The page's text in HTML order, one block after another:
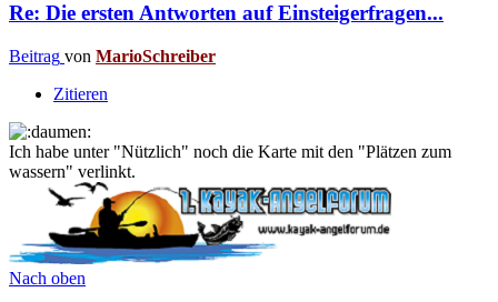
Re: Die ersten Antworten auf Einsteigerfragen...
Beitrag von MarioSchreiber
Zitieren
Ich habe unter "Nützlich" noch die Karte mit den "Plätzen zum
wassern" verlinkt.
Nach oben